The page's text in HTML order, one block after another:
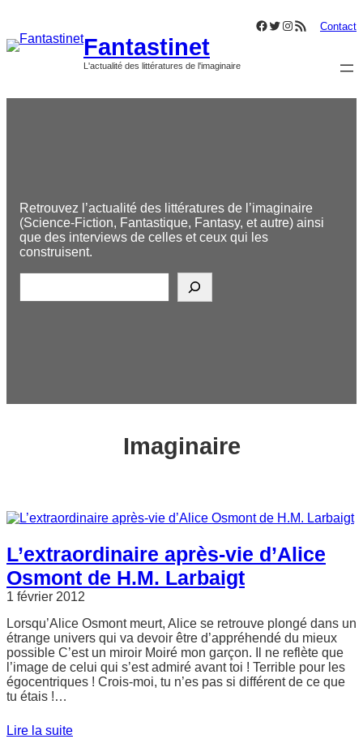
contenu
Fantastinet
L'actualité des littératures de l'imaginaire
Facebook
Twitter
Instagram
Flux RSSContact
Retrouvez l’actualité des littératures de l’imaginaire
(Science-Fiction, Fantastique, Fantasy, et autre) ainsi
que des interviews de celles et ceux qui les
construisent.
Imaginaire
L’extraordinaire après-vie d’Alice
Osmont de H.M. Larbaigt
1 février 2012
Lorsqu’Alice Osmont meurt, Alice se retrouve plongé dans un
étrange univers qui va devoir être d’appréhendé du mieux
possible C’est un miroir Moiré mon garçon. Il ne reflète que
l’image de celui qui s’est admiré avant toi ! Terrible pour les
égocentriques ! Crois-moi, tu n’es pas si différent de ce que
tu étais !…
Lire la suite